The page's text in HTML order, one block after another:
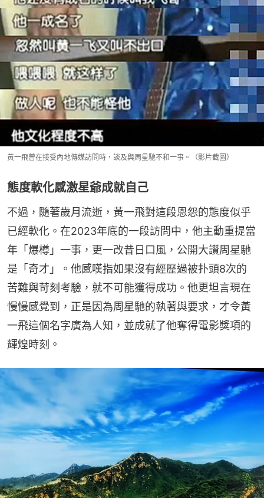
黃一飛曾在接受內地傳媒訪問時，談及與周星馳不和一事。（影片截圖）
態度軟化感激星爺成就自己
不過，隨著歲月流逝，黃一飛對這段恩怨的態度似乎
已經軟化。在2023年底的一段訪問中，他主動重提當
年「爆樽」一事，更一改昔日口風，公開大讚周星馳
是「奇才」。他感嘆指如果沒有經歷過被扑頭8次的
苦難與苛刻考驗，就不可能獲得成功。他更坦言現在
慢慢感覺到，正是因為周星馳的執著與要求，才令黃
一飛這個名字廣為人知，並成就了他奪得電影獎項的
輝煌時刻。